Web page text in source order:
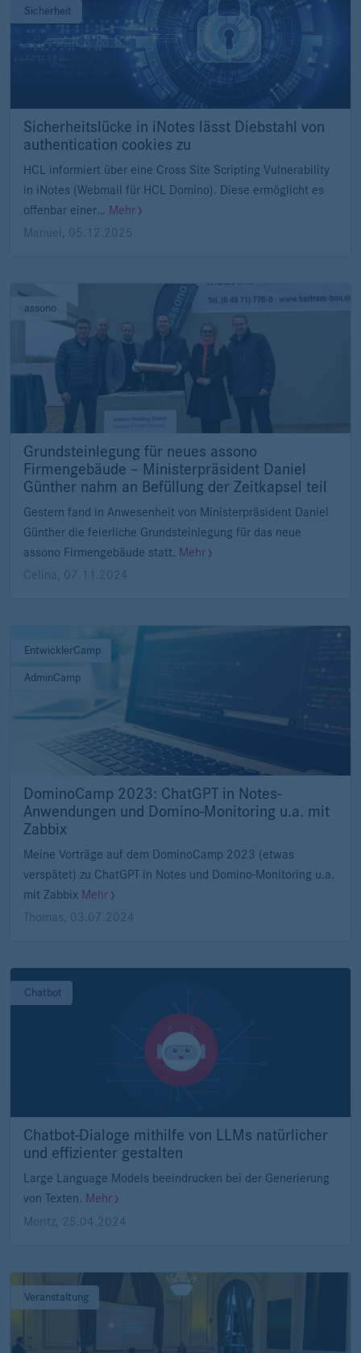
Sicherheit
Sicherheitslücke in iNotes lässt Diebstahl von
authentication cookies zu
HCL informiert über eine Cross Site Scripting Vulnerability
in iNotes (Webmail für HCL Domino). Diese ermöglicht es
offenbar einer… Mehr
Manuel
05.12.2025
assono
Grundsteinlegung für neues assono
Firmengebäude – Ministerpräsident Daniel
Günther nahm an Befüllung der Zeitkapsel teil
Gestern fand in Anwesenheit von Ministerpräsident Daniel
Günther die feierliche Grundsteinlegung für das neue
assono Firmengebäude statt. Mehr
Celina
07.11.2024
EntwicklerCamp
AdminCamp
DominoCamp 2023: ChatGPT in Notes-
Anwendungen und Domino-Monitoring u.a. mit
Zabbix
Meine Vorträge auf dem DominoCamp 2023 (etwas
verspätet) zu ChatGPT in Notes und Domino-Monitoring u.a.
mit Zabbix Mehr
Thomas
03.07.2024
Chatbot
Chatbot-Dialoge mithilfe von LLMs natürlicher
und effizienter gestalten
Large Language Models beeindrucken bei der Generierung
von Texten. Mehr
Moritz
25.04.2024
Veranstaltung